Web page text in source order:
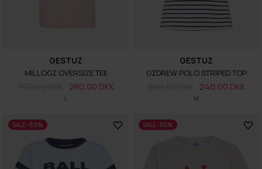
L
GESTUZ
MILLOGZ OVERSIZE TEE
280,00 DKK
M
GESTUZ
GZDREW POLO STRIPED TOP
240,00 DKK
SALE -60% SALE -50%